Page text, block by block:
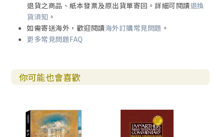
退貨之商品、紙本發票及原出貨單寄回。詳細可閱讀退換
貨須知 。
如需寄送海外，歡迎閱讀海外訂購常見問題 。
更多常見問題FAQ
你可能也會喜歡